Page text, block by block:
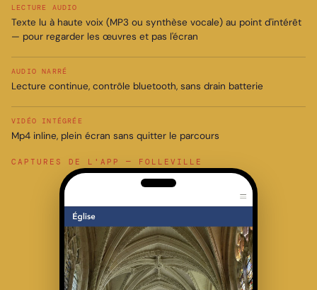
LECTURE AUDIO
Texte lu à haute voix (MP3 ou synthèse vocale) au point d'intérêt
— pour regarder les œuvres et pas l'écran
AUDIO NARRÉ
Lecture continue, contrôle bluetooth, sans drain batterie
VIDÉO INTÉGRÉE
Mp4 inline, plein écran sans quitter le parcours
CAPTURES DE L'APP — FOLLEVILLE